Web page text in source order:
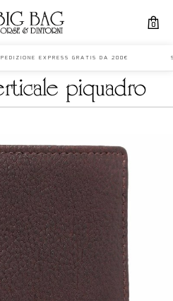
0
EXPRESS GRATIS DA 200€
piquadro